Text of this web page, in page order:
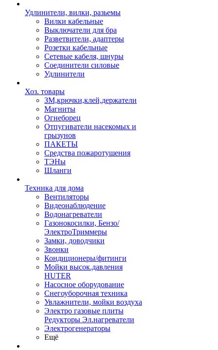
Удлинители, вилки, разьемы
Вилки кабельные
Выключатели для бра
Разветвители, адаптеры
Розетки кабельные
Сетевые кабеля, шнуры
Соединители силовые
Удлинители
Хоз. товары
ЗМ,крючки,клей,держатели
Магниты
Огнеборец
Отпугиватели насекомых и
грызунов
ПАКЕТЫ
Средства пожаротушения
ТЭНы
Шланги
Техника для дома
Вентиляторы
Видеонаблюдение
Водонагреватели
Газонокосилки, Бензо/
ЭлектроТриммеры
Замки, доводчики
Звонки
Кондиционеры/фитинги
Мойки высок.давления
HUTER
Насосное оборудование
Снегоуборочная техника
Увлажнители, мойки воздуха
Электро газовые плиты
Редукторы Эл.нагреватели
Электрогенераторы
Ещё